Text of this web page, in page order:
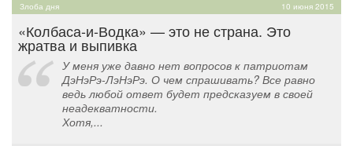
Злоба дня 10 июня 2015
«Колбаса-и-Водка» — это не страна. Это
жратва и выпивка
У меня уже давно нет вопросов к патриотам
ДэНэРэ-ЛэНэРэ. О чем спрашивать? Все равно
ведь любой ответ будет предсказуем в своей
неадекватности.
Хотя,...